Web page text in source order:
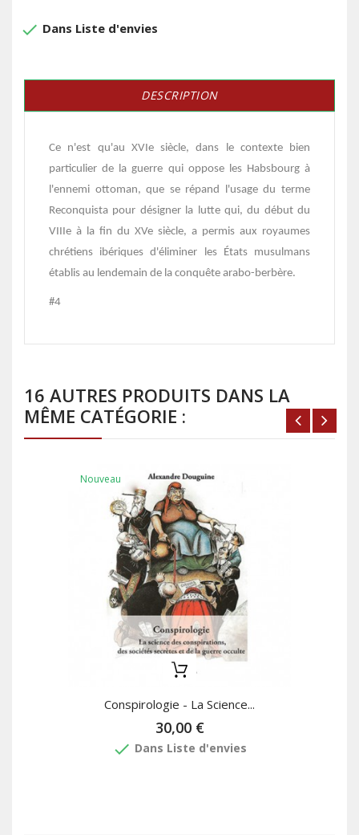
done Dans Liste d'envies
DESCRIPTION
Ce n'est qu'au XVIe siècle, dans le contexte bien
particulier de la guerre qui oppose les Habsbourg à
l'ennemi ottoman, que se répand l'usage du terme
Reconquista pour désigner la lutte qui, du début du
VIIIe à la fin du XVe siècle, a permis aux royaumes
chrétiens ibériques d'éliminer les États musulmans
établis au lendemain de la conquête arabo-berbère.
#4
16 AUTRES PRODUITS DANS LA
MÊME CATÉGORIE :
Nouveau
Conspirologie - La Science...
30,00 €
done Dans Liste d'envies